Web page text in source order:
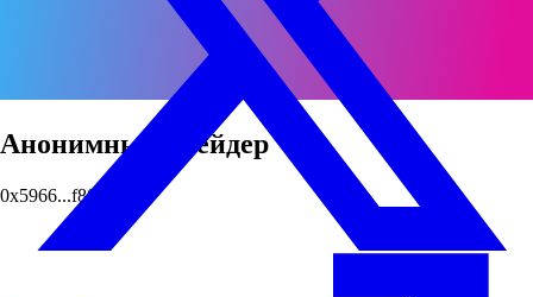
Анонимный трейдер
0x5966...f804